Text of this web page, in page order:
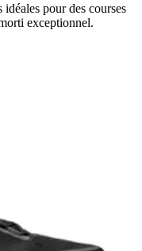
pour des courses
exceptionnel.